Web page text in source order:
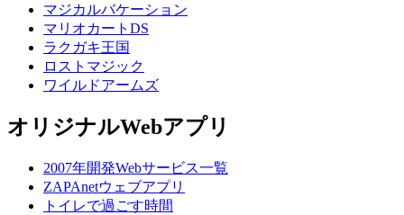
マジカルバケーション
マリオカートDS
ラクガキ王国
ロストマジック
ワイルドアームズ
オリジナルWebアプリ
2007年開発Webサービス一覧
ZAPAnetウェブアプリ
トイレで過ごす時間